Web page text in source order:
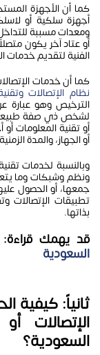
كما أن الأجهزة
أجهزة سلكية أو
ومعدات مسببة
أو عتاد آخر يكون
الفنية لتقديم خدمات
كما أن خدمات
نظام الإتصالات
الترخيص وهو عبارة
لشخص ذي صفة طبيعية
أو تقنية المعلومات
أو الجهاز، والمدة
وبالنسبة لخدمات
ونظم وشبكات وما
جمعها، أو الحصول
تطبيقات الإتصالات
بذاتها.
قد يهمك قراءة:
السعودية
ثانياً:
الإتصالات
السعودية؟